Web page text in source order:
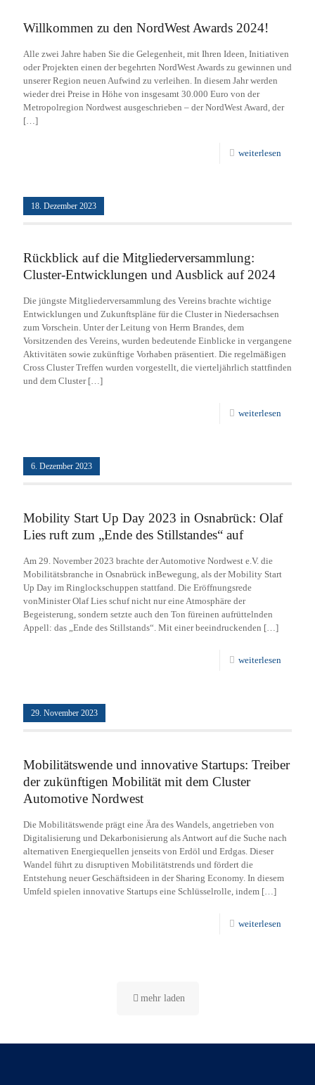
Willkommen zu den NordWest Awards 2024!
Alle zwei Jahre haben Sie die Gelegenheit, mit Ihren Ideen, Initiativen
oder Projekten einen der begehrten NordWest Awards zu gewinnen und
unserer Region neuen Aufwind zu verleihen. In diesem Jahr werden
wieder drei Preise in Höhe von insgesamt 30.000 Euro von der
Metropolregion Nordwest ausgeschrieben – der NordWest Award, der
[…]
weiterlesen
18. Dezember 2023
Rückblick auf die Mitgliederversammlung:
Cluster-Entwicklungen und Ausblick auf 2024
Die jüngste Mitgliederversammlung des Vereins brachte wichtige
Entwicklungen und Zukunftspläne für die Cluster in Niedersachsen
zum Vorschein. Unter der Leitung von Herrn Brandes, dem
Vorsitzenden des Vereins, wurden bedeutende Einblicke in vergangene
Aktivitäten sowie zukünftige Vorhaben präsentiert. Die regelmäßigen
Cross Cluster Treffen wurden vorgestellt, die vierteljährlich stattfinden
und dem Cluster[…]
weiterlesen
6. Dezember 2023
Mobility Start Up Day 2023 in Osnabrück: Olaf
Lies ruft zum „Ende des Stillstandes“ auf
Am 29. November 2023 brachte der Automotive Nordwest e.V. die
Mobilitätsbranche in Osnabrück inBewegung, als der Mobility Start
Up Day im Ringlockschuppen stattfand. Die Eröffnungsrede
vonMinister Olaf Lies schuf nicht nur eine Atmosphäre der
Begeisterung, sondern setzte auch den Ton füreinen aufrüttelnden
Appell: das „Ende des Stillstands“. Mit einer beeindruckenden […]
weiterlesen
29. November 2023
Mobilitätswende und innovative Startups: Treiber
der zukünftigen Mobilität mit dem Cluster
Automotive Nordwest
Die Mobilitätswende prägt eine Ära des Wandels, angetrieben von
Digitalisierung und Dekarbonisierung als Antwort auf die Suche nach
alternativen Energiequellen jenseits von Erdöl und Erdgas. Dieser
Wandel führt zu disruptiven Mobilitätstrends und fördert die
Entstehung neuer Geschäftsideen in der Sharing Economy. In diesem
Umfeld spielen innovative Startups eine Schlüsselrolle, indem […]
weiterlesen
mehr laden